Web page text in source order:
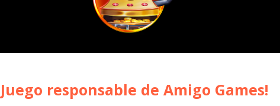
responsable de Amigo Games!